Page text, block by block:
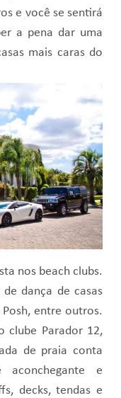
e você se sentirá
a pena dar uma
mais caras do
nos beach clubs.
dança de casas
entre outros.
clube Parador 12,
de praia conta
e
decks, tendas e